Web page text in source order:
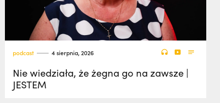
podcast 4 sierpnia, 2026
Nie wiedziała, że żegna go na zawsze |
JESTEM